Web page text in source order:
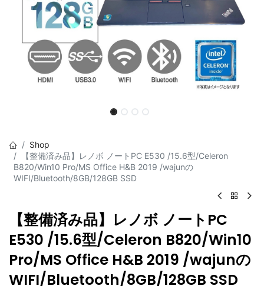
Shop
【整備済み品】レノボ ノートPC E530 /15.6型/Celeron
B820/Win10 Pro/MS Office H&B 2019 /wajunの
WIFI/Bluetooth/8GB/128GB SSD
【整備済み品】レノボ ノートPC
E530 /15.6型/Celeron B820/Win10
Pro/MS Office H&B 2019 /wajunの
WIFI/Bluetooth/8GB/128GB SSD